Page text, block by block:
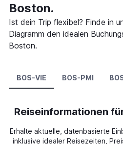
Boston.
Ist dein Trip flexibel? Finde in
Diagramm den idealen
Boston.
BOS-VIE BOS-PMI
Reiseinformationen
Erhalte aktuelle, datenbasierte
inklusive idealer Reisezeiten,